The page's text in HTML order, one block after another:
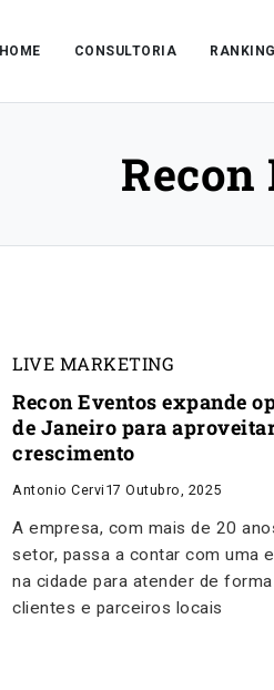
HOME CONSULTORIA RANKING
Recon
LIVE MARKETING
Recon Eventos expande
de Janeiro para
crescimento
Antonio Cervi 17 Outubro, 2025
A empresa, com mais de 20
setor, passa a contar com uma
na cidade para atender de
clientes e parceiros locais